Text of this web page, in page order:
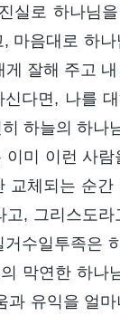
실로 하나님
마음대로 하
잘해 주고
다면, 나를
하늘의 하나
미 이런 사
교체되는 순
, 그리스도
수일투족은
막연한 하나
유익을 얼